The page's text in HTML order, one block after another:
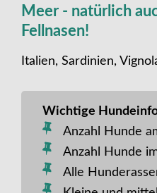
Meer - natürlich
Fellnasen!
Italien, Sardinien,
Wichtige
Anzahl Hunde
Anzahl Hunde
Alle